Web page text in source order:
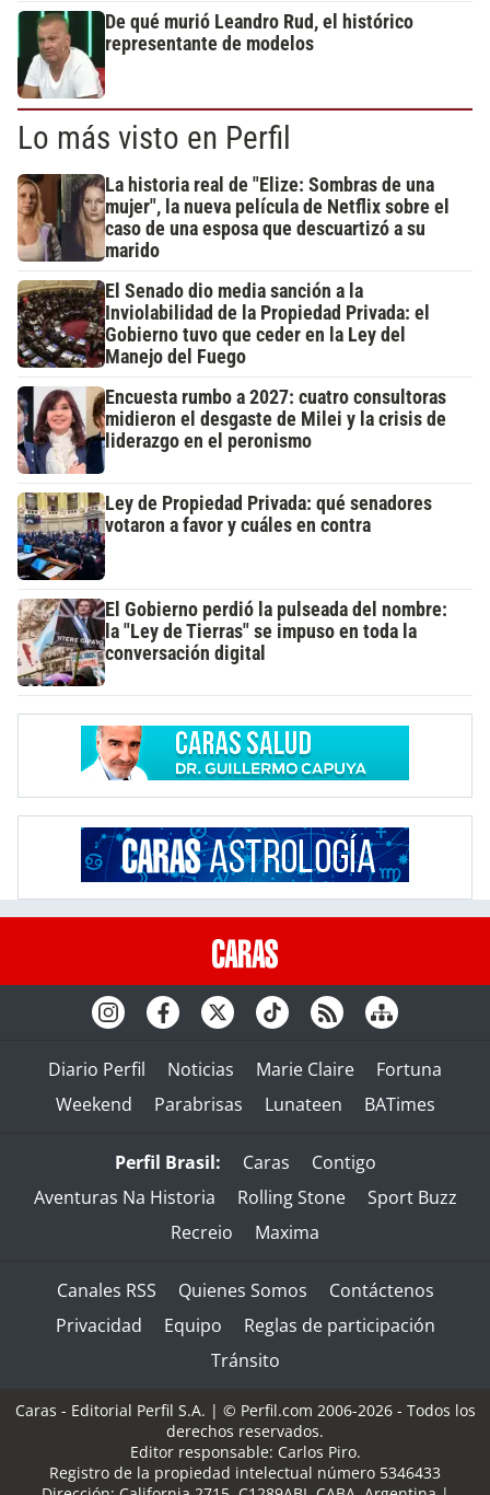
De qué murió Leandro Rud, el histórico
representante de modelos
Lo más visto en Perfil
La historia real de "Elize: Sombras de una
mujer", la nueva película de Netflix sobre el
caso de una esposa que descuartizó a su
marido
El Senado dio media sanción a la
Inviolabilidad de la Propiedad Privada: el
Gobierno tuvo que ceder en la Ley del
Manejo del Fuego
Encuesta rumbo a 2027: cuatro consultoras
midieron el desgaste de Milei y la crisis de
liderazgo en el peronismo
Ley de Propiedad Privada: qué senadores
votaron a favor y cuáles en contra
El Gobierno perdió la pulseada del nombre:
la "Ley de Tierras" se impuso en toda la
conversación digital
Diario Perfil Noticias Marie Claire
Fortuna
Weekend
Parabrisas Lunateen BATimes
Perfil Brasil: Caras
Contigo
Aventuras Na Historia
Rolling Stone
Sport Buzz
Recreio
Maxima
Canales RSS Quienes Somos
Contáctenos
Privacidad
Equipo
Reglas de participación
Tránsito
Caras - Editorial Perfil S.A. | © Perfil.com 2006-2026 - Todos los
derechos reservados.
Editor responsable: Carlos Piro.
Registro de la propiedad intelectual número 5346433